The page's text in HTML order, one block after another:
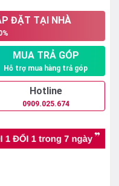
ĐẶT TẠI NHÀ
MUA TRẢ GÓP
Hỗ trợ mua hàng trả góp
Hotline
0909.025.674